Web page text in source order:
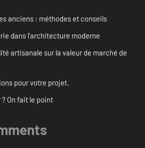
anciens : méthodes et conseils
dans l’architecture moderne
artisanale sur la valeur de marché de
pour votre projet.
On fait le point